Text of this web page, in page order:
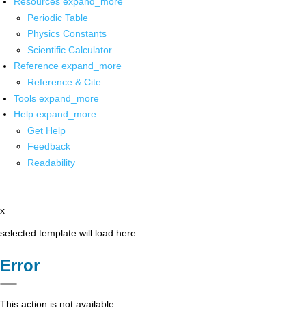
Periodic Table
Physics Constants
Scientific Calculator
Reference expand_more
Reference & Cite
Tools expand_more
Help expand_more
Get Help
Feedback
Readability
x
selected template will load here
Error
This action is not available.